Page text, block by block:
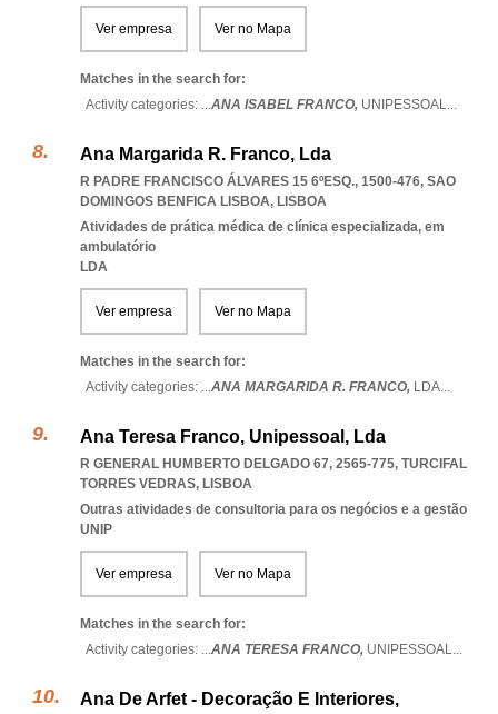
Ver empresa Ver no Mapa
Matches in the search for:
Activity categories: ...ANA ISABEL FRANCO, UNIPESSOAL...
Ana Margarida R. Franco, Lda
R PADRE FRANCISCO ÁLVARES 15 6ºESQ., 1500-476, SAO
DOMINGOS BENFICA LISBOA, LISBOA
Atividades de prática médica de clínica especializada, em
ambulatório
LDA
Ver empresa Ver no Mapa
Matches in the search for:
Activity categories: ...ANA MARGARIDA R. FRANCO, LDA...
Ana Teresa Franco, Unipessoal, Lda
R GENERAL HUMBERTO DELGADO 67, 2565-775, TURCIFAL
TORRES VEDRAS, LISBOA
Outras atividades de consultoria para os negócios e a gestão
UNIP
Ver empresa Ver no Mapa
Matches in the search for:
Activity categories: ...ANA TERESA FRANCO, UNIPESSOAL...
Ana De Arfet - Decoração E Interiores,